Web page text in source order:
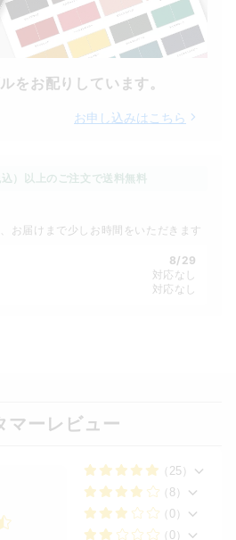
をお配りしています。
お申し込みはこちら
）以上のご注文で送料無料
お届けまで少しお時間をいただきます
8/29
対応なし
対応なし
マーレビュー
（25）
（8）
（0）
（0）